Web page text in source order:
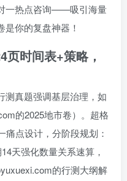
一热点咨询——吸引海量
你的复盘神器！
时间表+策略，
测真题强调基层治理，如
的2025地市卷）。超格
点设计，分阶段规划：
天强化数量关系速算，
的行测大纲解